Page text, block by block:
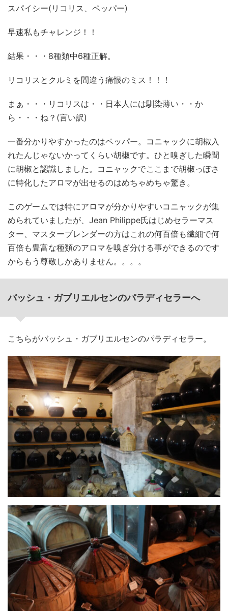
スパイシー(リコリス、ペッパー)
早速私もチャレンジ！！
結果・・・8種類中6種正解。
リコリスとクルミを間違う痛恨のミス！！！
まぁ・・・リコリスは・・日本人には馴染薄い・・か
ら・・・ね？(言い訳)
一番分かりやすかったのはペッパー。コニャックに胡椒入
れたんじゃないかってくらい胡椒です。ひと嗅ぎした瞬間
に胡椒と認識しました。コニャックでここまで胡椒っぽさ
に特化したアロマが出せるのはめちゃめちゃ驚き。
このゲームでは特にアロマが分かりやすいコニャックが集
められていましたが、Jean Philippe氏はじめセラーマス
ター、マスターブレンダーの方はこれの何百倍も繊細で何
百倍も豊富な種類のアロマを嗅ぎ分ける事ができるのです
からもう尊敬しかありません。。。。
バッシュ・ガブリエルセンのパラディセラーへ
こちらがバッシュ・ガブリエルセンのパラディセラー。